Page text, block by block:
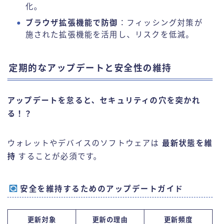
化。
ブラウザ拡張機能で防御 ：フィッシング対策が
施された拡張機能を活用し、リスクを低減。
定期的なアップデートと安全性の維持
アップデートを怠ると、セキュリティの穴を突かれ
る！？
ウォレットやデバイスのソフトウェアは 最新状態を維
持 することが必須です。
安全を維持するためのアップデートガイド
更新対象 更新の理由 更新頻度